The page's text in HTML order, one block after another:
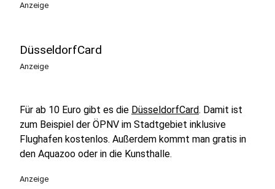
Anzeige
DüsseldorfCard
Anzeige
Für ab 10 Euro gibt es die DüsseldorfCard. Damit ist
zum Beispiel der ÖPNV im Stadtgebiet inklusive
Flughafen kostenlos. Außerdem kommt man gratis in
den Aquazoo oder in die Kunsthalle.
Anzeige